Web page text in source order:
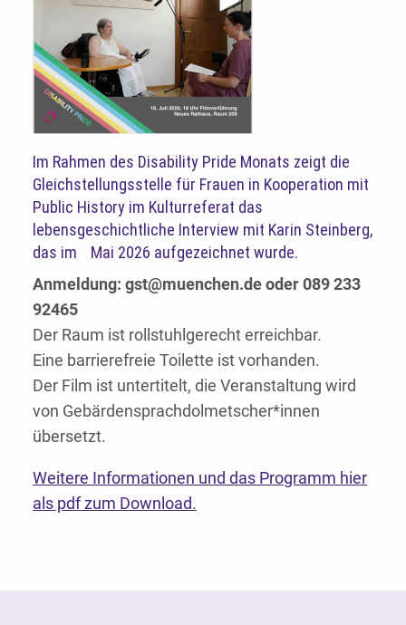
Im Rahmen des Disability Pride Monats zeigt die
Gleichstellungsstelle für Frauen in Kooperation mit
Public History im Kulturreferat das
lebensgeschichtliche Interview mit Karin Steinberg,
das im Mai 2026 aufgezeichnet wurde.
Anmeldung: gst@muenchen.de oder 089 233
92465
Der Raum ist rollstuhlgerecht erreichbar.
Eine barrierefreie Toilette ist vorhanden.
Der Film ist untertitelt, die Veranstaltung wird
von Gebärdensprachdolmetscher*innen
übersetzt.
Weitere Informationen und das Programm hier
als pdf zum Download.